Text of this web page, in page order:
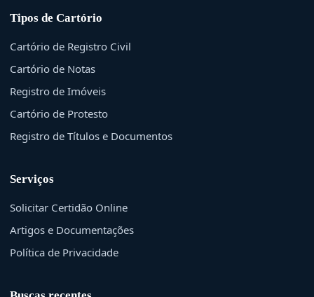
Tipos de Cartório
Cartório de Registro Civil
Cartório de Notas
Registro de Imóveis
Cartório de Protesto
Registro de Títulos e Documentos
Serviços
Solicitar Certidão Online
Artigos e Documentações
Política de Privacidade